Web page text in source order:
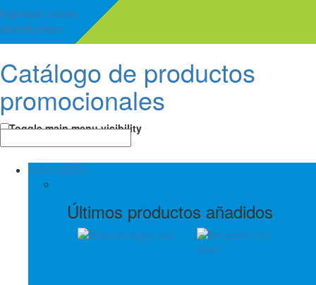
Ingresar como
distribuidor
Catálogo de productos
promocionales
Toggle main menu visibility
NOVEDADES
Últimos productos añadidos